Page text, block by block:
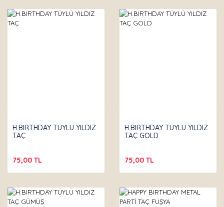
H.BIRTHDAY TÜYLÜ YILDIZ
TAÇ
75,00 TL
H.BIRTHDAY TÜYLÜ YILDIZ
TAÇ GOLD
75,00 TL